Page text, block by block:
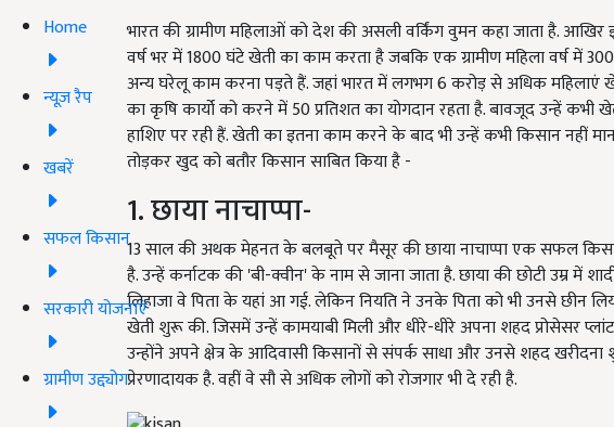
Home
न्यूज़ रैप
खबरें
सफल किसान
सरकारी योजनाएं
ग्रामीण उद्द्योग
भारत की ग्रामीण महिलाओं को देश की असली वर्किंग वुमन कहा जाता है.
वर्ष भर में 1800 घंटे खेती का काम करता है जबकि एक ग्रामीण महिला वर्ष में
अन्य घरेलू काम करना पड़ते हैं. जहां भारत में लगभग 6 करोड़ से अधिक महिलाएं
का कृषि कार्यो को करने में 50 प्रतिशत का योगदान रहता है. बावजूद उन्हें कभी
हाशिए पर रही हैं. खेती का इतना काम करने के बाद भी उन्हें कभी किसान नहीं
तोड़कर खुद को बतौर किसान साबित किया है -
1. छाया नाचाप्पा-
13 साल की अथक मेहनत के बलबूते पर मैसूर की छाया नाचाप्पा एक सफल
है. उन्हें कर्नाटक की 'बी-क्वीन' के नाम से जाना जाता है. छाया की छोटी उम्र में
लिहाजा वे पिता के यहां आ गई. लेकिन नियति ने उनके पिता को भी उनसे छीन
खेती शुरू की. जिसमें उन्हें कामयाबी मिली और धीरे-धीरे अपना शहद प्रोसेसर
उन्होंने अपने क्षेत्र के आदिवासी किसानों से संपर्क साधा और उनसे शहद
प्रेरणादायक है. वहीं वे सौ से अधिक लोगों को रोजगार भी दे रही है.